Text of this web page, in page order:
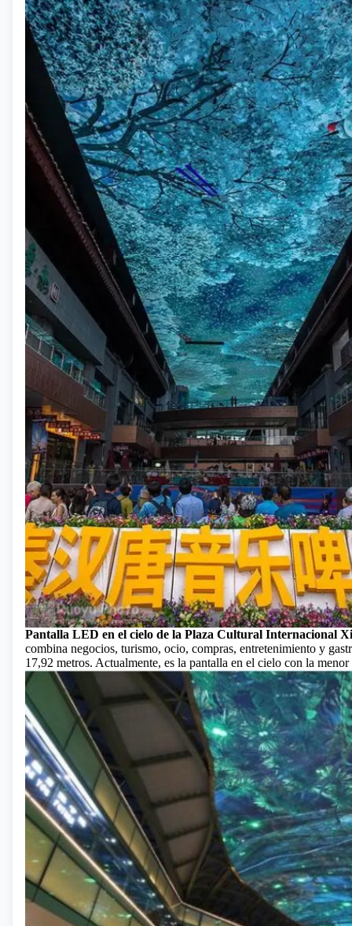
Pantalla LED en el cielo de la Plaza Cultural Internacional
combina negocios, turismo, ocio, compras, entretenimiento y
17,92 metros. Actualmente, es la pantalla en el cielo con la